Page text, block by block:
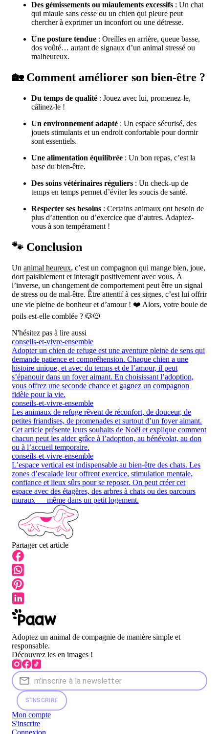
Des gémissements ou miaulements excessifs : Un chat
qui miaule sans cesse ou un chien qui pleure peut
chercher à exprimer un inconfort ou une détresse.
Une posture tendue : Oreilles en arrière, queue basse,
dos voûté… autant de signaux d’un animal stressé ou
malheureux.
🏡 Comment améliorer son bien-être ?
Du temps de qualité : Jouez avec lui, promenez-le,
câlinez-le !
Un environnement adapté : Un espace sécurisé, des
jouets stimulants et un endroit confortable pour dormir
sont essentiels.
Une alimentation équilibrée : Un bon repas, c’est la
base du bien-être.
Des soins vétérinaires réguliers : Un check-up de
temps en temps permet d’éviter les soucis de santé.
Respecter ses besoins : Certains animaux ont besoin de
plus d’attention ou d’exercice que d’autres. Adaptez-
vous à son tempérament !
🐾 Conclusion
Un animal heureux, c’est un compagnon qui mange bien, joue,
dort paisiblement et interagit positivement avec vous. À
l’inverse, un changement de comportement peut être un signal
de stress ou de mal-être. Être attentif à ces signes, c’est lui offrir
une vie pleine de bonheur et d’amour ! ❤️ Alors, votre boule de
poils est-elle comblée ? 🐶🐱
N'hésitez pas à lire aussi
conseils-et-vivre-ensemble
Adopter un chien de refuge est une aventure pleine de sens qui
demande patience et compréhension. Chaque chien a une
histoire unique, et avec du temps et de l’amour, il peut
s’épanouir dans un foyer aimant. En choisissant l’adoption,
vous offrez une seconde chance et gagnez un compagnon
fidèle pour la vie.
conseils-et-vivre-ensemble
Les animaux de refuge rêvent de réconfort, de douceur, de
petites friandises, de promenades et surtout d’un foyer aimant.
Cet article présente leurs souhaits de Noël et explique comment
chacun peut les aider grâce à l’adoption, au bénévolat, au don
ou à l’accueil temporaire.
conseils-et-vivre-ensemble
L’espace vertical est indispensable au bien-être des chats. Les
zones d’escalade leur offrent exercice, stimulation mentale,
confiance et lieux sûrs pour se reposer. On peut créer cet
espace avec des étagères, des arbres à chats ou des parcours
muraux — même dans un petit logement.
Partager cet article
Adoptez un animal de compagnie de manière simple et
responsable.
Découvrez les en images !
S'INSCRIRE
Mon compte
S'inscrire
Connexion